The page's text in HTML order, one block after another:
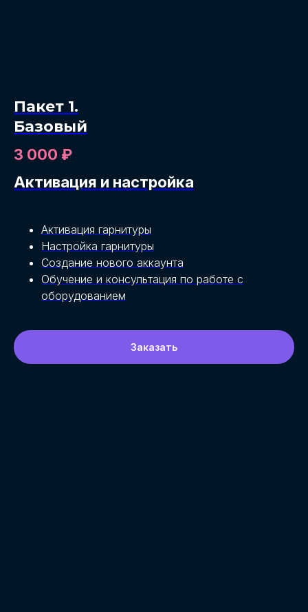
Пакет 1.
Базовый
3 000 ₽
Активация и настройка
Активация гарнитуры
Настройка гарнитуры
Создание нового аккаунта
Обучение и консультация по работе с
оборудованием
Заказать